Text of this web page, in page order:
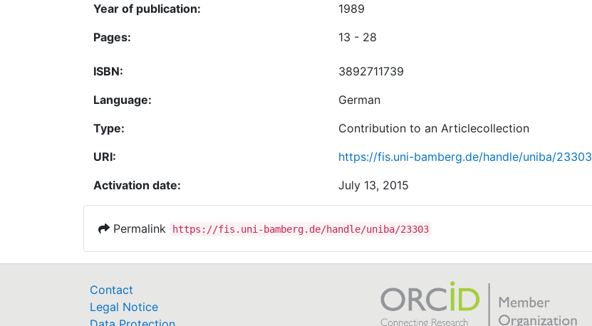
Year of publication:
1989
Pages:
13 - 28
ISBN:
3892711739
Language:
German
Type:
Contribution to an Articlecollection
URI:
https://fis.uni-bamberg.de/handle/uniba/23303
Activation date:
July 13, 2015
Permalink https://fis.uni-bamberg.de/handle/uniba/23303
Contact
Legal Notice